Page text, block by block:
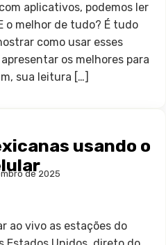
aplicativos, podemos ler
o melhor de tudo? É tudo
como usar esses
os melhores para
sua leitura […]
usando o
de 2025
ao vivo as estações do